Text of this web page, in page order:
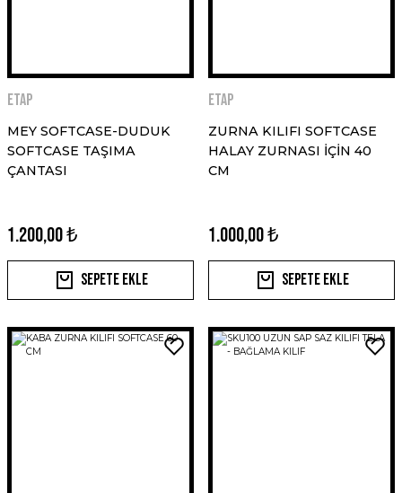
ETAP
MEY SOFTCASE-DUDUK
SOFTCASE TAŞIMA
ÇANTASI
1.200,00 ₺
Sepete Ekle
ETAP
ZURNA KILIFI SOFTCASE
HALAY ZURNASI İÇİN 40
CM
1.000,00 ₺
Sepete Ekle